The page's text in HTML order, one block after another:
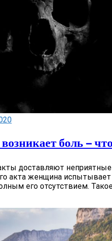
боль —
доставляют
акта женщина
его отсутствием.